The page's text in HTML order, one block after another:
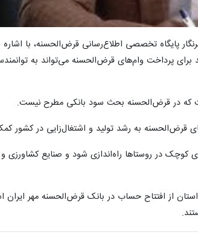
پایگاه تخصصی اطلاع‌رسانی قرض‌الحسنه، با
پرداخت وام‌های قرض‌الحسنه می‌تواند به
که در قرض‌الحسنه بحث سود بانکی مطرح نیست.
قرض‌الحسنه به رشد تولید و اشتغال‌زایی در کشور
در روستاها راه‌اندازی شود و صنایع کشاورزی و
از افتتاح حساب در بانک قرض‌الحسنه مهر ایران